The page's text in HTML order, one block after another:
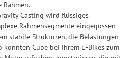
Casting wird flüssiges
Rahmensegmente eingegossen –
stabile Strukturen, die Belastungen
konnten Cube bei ihrem E-Bikes zum